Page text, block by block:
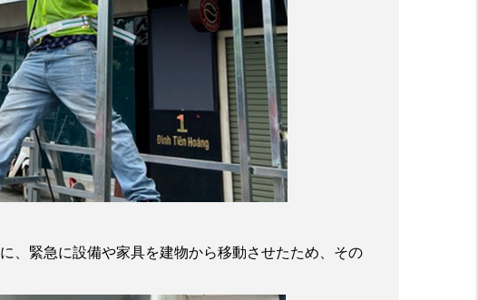
、緊急に設備や家具を建物から移動させたため、その